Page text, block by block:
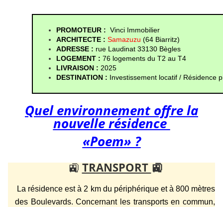
PROMOTEUR : Vinci Immobilier
ARCHITECTE : Samazuzu (64 Biarritz)
ADRESSE : rue Laudinat 33130 Bègles
LOGEMENT : 76 logements du T2 au T4
LIVRAISON : 2025
DESTINATION : Investissement locatif / Résidence
Quel environnement offre la
nouvelle résidence
«Poem» ?
🚉TRANSPORT🚉
La résidence est à 2 km du périphérique et à 800 mètres
des Boulevards. Concernant les transports en commun,